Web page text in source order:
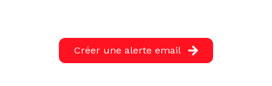
Créer une alerte email